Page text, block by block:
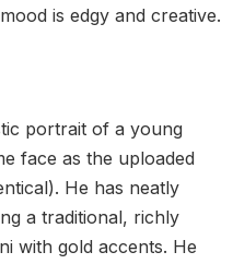
is edgy and creative.
portrait of a young
face as the uploaded
He has neatly
a traditional, richly
with gold accents. He